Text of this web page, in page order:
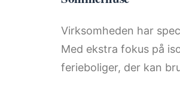
Virksomheden har
Med ekstra fokus på
ferieboliger, der kan